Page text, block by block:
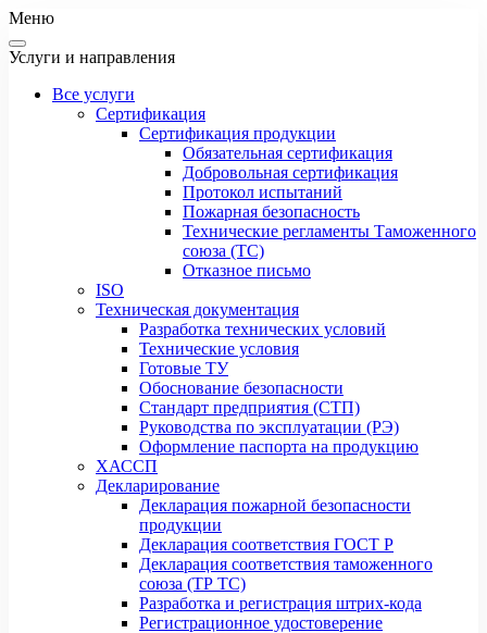
Меню
Услуги и направления
Все услуги
Сертификация
Сертификация продукции
Обязательная сертификация
Добровольная сертификация
Протокол испытаний
Пожарная безопасность
Технические регламенты Таможенного
союза (ТС)
Отказное письмо
ISO
Техническая документация
Разработка технических условий
Технические условия
Готовые ТУ
Обоснование безопасности
Стандарт предприятия (СТП)
Руководства по эксплуатации (РЭ)
Оформление паспорта на продукцию
ХАССП
Декларирование
Декларация пожарной безопасности
продукции
Декларация соответствия ГОСТ Р
Декларация соответствия таможенного
союза (ТР ТС)
Разработка и регистрация штрих-кода
Регистрационное удостоверение